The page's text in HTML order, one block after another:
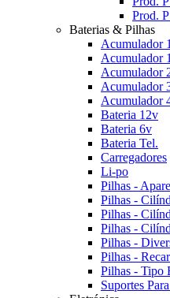
Prod.
Baterias & Pilhas
Acumulador
Acumulador
Acumulador
Acumulador
Acumulador
Bateria 12v
Bateria 6v
Bateria Tel.
Carregadores
Li-po
Pilhas -
Pilhas -
Pilhas -
Pilhas -
Pilhas -
Pilhas -
Pilhas - Tipo
Suportes